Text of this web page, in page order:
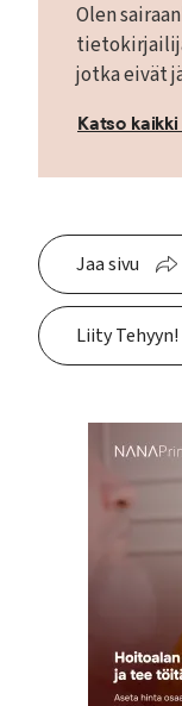
Olen
jotka eivät
Katso
Jaa sivu
Liity Tehyyn!